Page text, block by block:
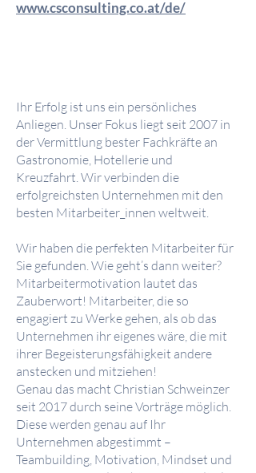
www.csconsulting.co.at/de/
Ihr Erfolg ist uns ein persönliches
Anliegen. Unser Fokus liegt seit 2007 in
der Vermittlung bester Fachkräfte an
Gastronomie, Hotellerie und
Kreuzfahrt. Wir verbinden die
erfolgreichsten Unternehmen mit den
besten Mitarbeiter_innen weltweit.
Wir haben die perfekten Mitarbeiter für
Sie gefunden. Wie geht’s dann weiter?
Mitarbeitermotivation lautet das
Zauberwort! Mitarbeiter, die so
engagiert zu Werke gehen, als ob das
Unternehmen ihr eigenes wäre, die mit
ihrer Begeisterungsfähigkeit andere
anstecken und mitziehen!
Genau das macht Christian Schweinzer
seit 2017 durch seine Vorträge möglich.
Diese werden genau auf Ihr
Unternehmen abgestimmt –
Teambuilding, Motivation, Mindset und